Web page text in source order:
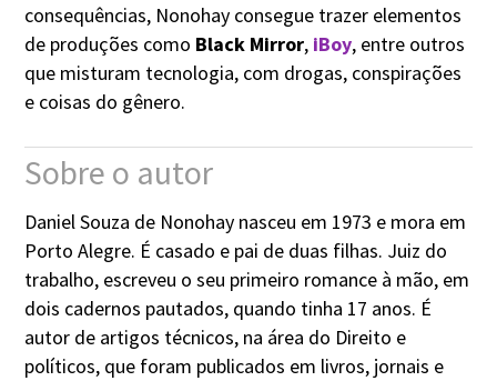
consequências, Nonohay consegue trazer elementos
de produções como Black Mirror, iBoy, entre outros
que misturam tecnologia, com drogas, conspirações
e coisas do gênero.
Sobre o autor
Daniel Souza de Nonohay nasceu em 1973 e mora em
Porto Alegre. É casado e pai de duas filhas. Juiz do
trabalho, escreveu o seu primeiro romance à mão, em
dois cadernos pautados, quando tinha 17 anos. É
autor de artigos técnicos, na área do Direito e
políticos, que foram publicados em livros, jornais e